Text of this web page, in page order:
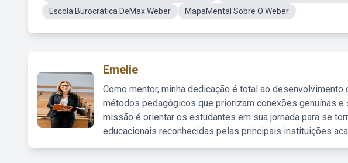
Escola Burocrática DeMax Weber
MapaMental Sobre O Weber
Emelie
Como mentor, minha dedicação é total ao
métodos pedagógicos que priorizam conexões genuínas
missão é orientar os estudantes em sua jornada para se
educacionais reconhecidas pelas principais instituições